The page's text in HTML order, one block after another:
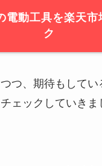
動工具を楽天市
ク
つ、期待もしてい
ェックしていきま